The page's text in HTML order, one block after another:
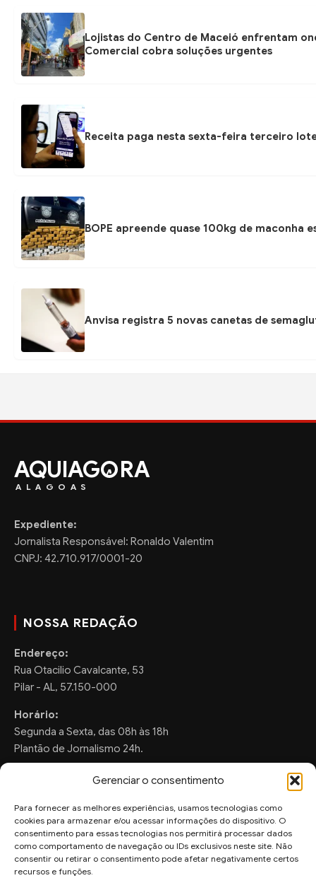
Gerenciar o consentimento
Para fornecer as melhores experiências, usamos tecnologias como
cookies para armazenar e/ou acessar informações do dispositivo. O
consentimento para essas tecnologias nos permitirá processar dados
como comportamento de navegação ou IDs exclusivos neste site. Não
consentir ou retirar o consentimento pode afetar negativamente certos
recursos e funções.
Lojistas do Centro de Maceió enfrentam
Comercial cobra soluções urgentes
Receita paga nesta sexta-feira terceiro
BOPE apreende quase 100kg de
Anvisa registra 5 novas canetas de
AQUIAG RA
ALAGOAS
Expediente:
Jornalista Responsável: Ronaldo Valentim
CNPJ: 42.710.917/0001-20
NOSSA REDAÇÃO
Endereço:
Rua Otacilio Cavalcante, 53
Pilar - AL, 57.150-000
Horário:
Segunda a Sexta, das 08h às 18h
Plantão de Jornalismo 24h.
FALE CONOSCO
Sugestões de Pauta:
ronaldo.valentim150@gmail.com